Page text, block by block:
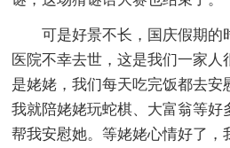
可是好景不长，国庆假期的
医院不幸去世，这是我们一家人
是姥姥，我们每天吃完饭都去安
我就陪姥姥玩蛇棋、大富翁等好
帮我安慰她。等姥姥心情好了，